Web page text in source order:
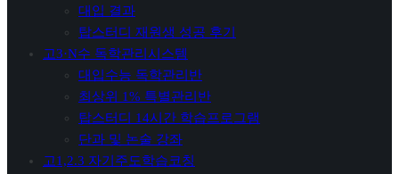
대입 결과
탑스터디 재원생 성공 후기
고3·N수 독학관리시스템
대입수능 독학관리반
최상위 1% 특별관리반
탑스터디 14시간 학습프로그램
단과 및 논술 강좌
고1,2.3 자기주도학습코칭